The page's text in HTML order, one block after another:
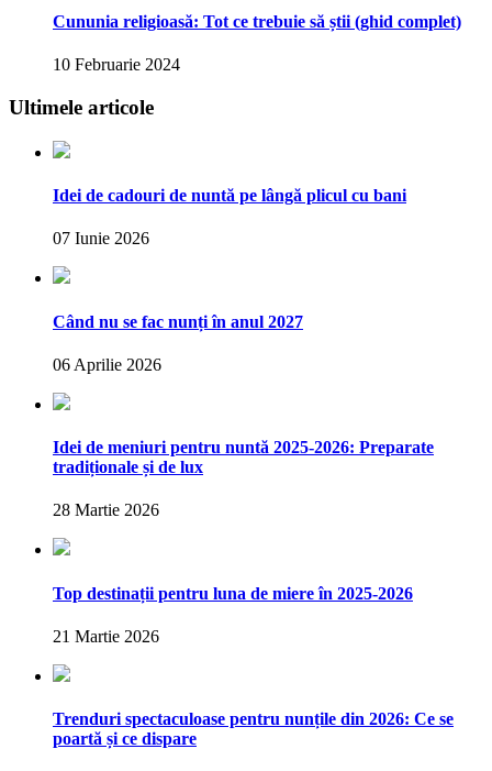
Cununia religioasă: Tot ce trebuie să știi (ghid complet)
10 Februarie 2024
Ultimele articole
Idei de cadouri de nuntă pe lângă plicul cu bani
07 Iunie 2026
Când nu se fac nunți în anul 2027
06 Aprilie 2026
Idei de meniuri pentru nuntă 2025-2026: Preparate
tradiționale și de lux
28 Martie 2026
Top destinații pentru luna de miere în 2025-2026
21 Martie 2026
Trenduri spectaculoase pentru nunțile din 2026: Ce se
poartă și ce dispare